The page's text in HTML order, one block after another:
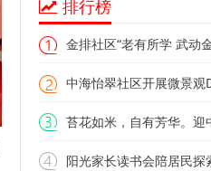
排行榜
金排社区“老有所学 武动
中海怡翠社区开展微景观
阳光家长读书会陪居民探